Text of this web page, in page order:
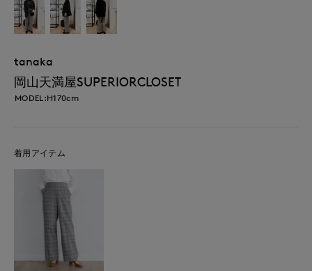
tanaka
岡山天満屋SUPERIORCLOSET
MODEL:H170cm
着用アイテム